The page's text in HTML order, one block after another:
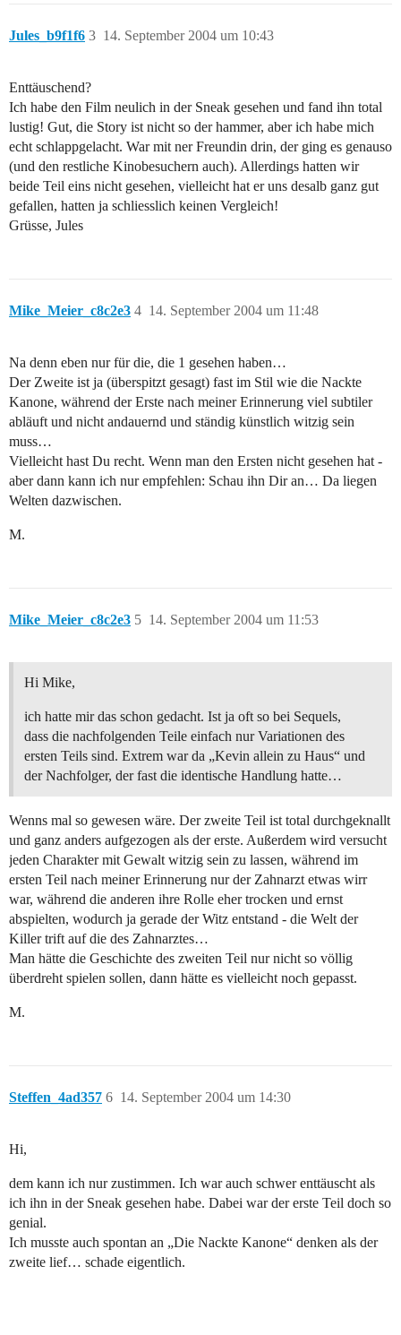
Jules_b9f1f6 14. September 2004 um 10:43
3
Enttäuschend?
Ich habe den Film neulich in der Sneak gesehen und fand ihn total
lustig! Gut, die Story ist nicht so der hammer, aber ich habe mich
echt schlappgelacht. War mit ner Freundin drin, der ging es genauso
(und den restliche Kinobesuchern auch). Allerdings hatten wir
beide Teil eins nicht gesehen, vielleicht hat er uns desalb ganz gut
gefallen, hatten ja schliesslich keinen Vergleich!
Grüsse, Jules
Mike_Meier_c8c2e3 14. September 2004 um 11:48
4
Na denn eben nur für die, die 1 gesehen haben…
Der Zweite ist ja (überspitzt gesagt) fast im Stil wie die Nackte
Kanone, während der Erste nach meiner Erinnerung viel subtiler
abläuft und nicht andauernd und ständig künstlich witzig sein
muss…
Vielleicht hast Du recht. Wenn man den Ersten nicht gesehen hat -
aber dann kann ich nur empfehlen: Schau ihn Dir an… Da liegen
Welten dazwischen.
M.
Mike_Meier_c8c2e3 14. September 2004 um 11:53
5
Hi Mike,
ich hatte mir das schon gedacht. Ist ja oft so bei Sequels,
dass die nachfolgenden Teile einfach nur Variationen des
ersten Teils sind. Extrem war da „Kevin allein zu Haus“ und
der Nachfolger, der fast die identische Handlung hatte…
Wenns mal so gewesen wäre. Der zweite Teil ist total durchgeknallt
und ganz anders aufgezogen als der erste. Außerdem wird versucht
jeden Charakter mit Gewalt witzig sein zu lassen, während im
ersten Teil nach meiner Erinnerung nur der Zahnarzt etwas wirr
war, während die anderen ihre Rolle eher trocken und ernst
abspielten, wodurch ja gerade der Witz entstand - die Welt der
Killer trift auf die des Zahnarztes…
Man hätte die Geschichte des zweiten Teil nur nicht so völlig
überdreht spielen sollen, dann hätte es vielleicht noch gepasst.
M.
Steffen_4ad357 14. September 2004 um 14:30
6
Hi,
dem kann ich nur zustimmen. Ich war auch schwer enttäuscht als
ich ihn in der Sneak gesehen habe. Dabei war der erste Teil doch so
genial.
Ich musste auch spontan an „Die Nackte Kanone“ denken als der
zweite lief… schade eigentlich.